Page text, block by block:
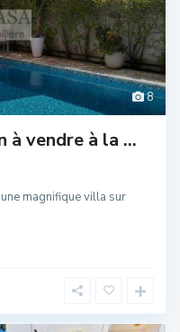
8
à vendre à la ...
magnifique villa sur